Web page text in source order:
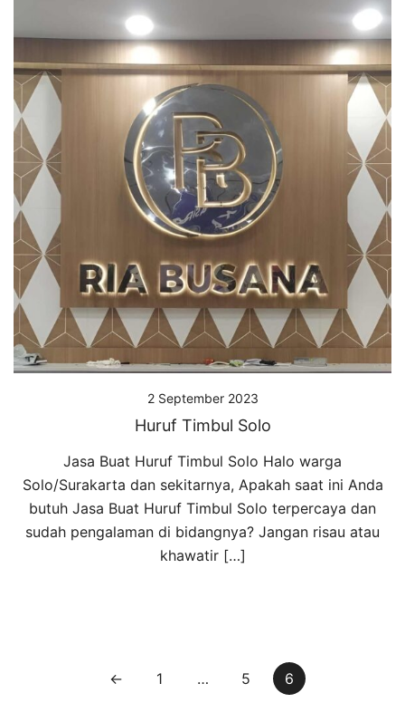
2 September 2023
Huruf Timbul Solo
Jasa Buat Huruf Timbul Solo Halo warga
Solo/Surakarta dan sekitarnya, Apakah saat ini Anda
butuh Jasa Buat Huruf Timbul Solo terpercaya dan
sudah pengalaman di bidangnya? Jangan risau atau
khawatir […]
← 1 … 5 6